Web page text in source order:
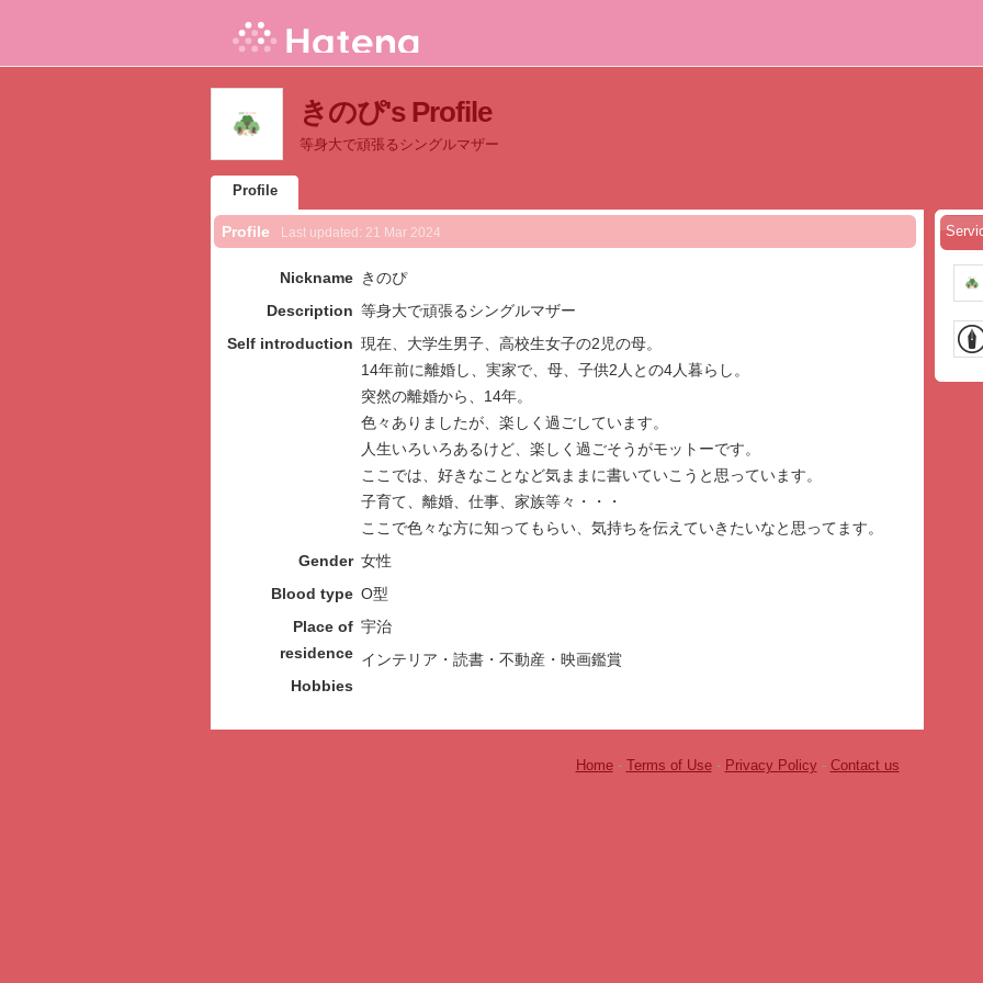
きのぴ's Profile
等身大で頑張るシングルマザー
Profile
Profile Last updated: 21 Mar 2024
Nickname きのぴ
Description 等身大で頑張るシングルマザー
Self introduction 現在、大学生男子、高校生女子の2児の母。
14年前に離婚し、実家で、母、子供2人との4人暮らし。
突然の離婚から、14年。
色々ありましたが、楽しく過ごしています。
人生いろいろあるけど、楽しく過ごそうがモットーです。
ここでは、好きなことなど気ままに書いていこうと思っています。
子育て、離婚、仕事、家族等々・・・
ここで色々な方に知ってもらい、気持ちを伝えていきたいなと思ってます。
Gender 女性
Blood type O型
Place of
residence
宇治
Hobbies
インテリア・読書・不動産・映画鑑賞
Home- Terms of Use- Privacy Policy - Contact us